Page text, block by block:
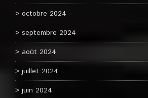
octobre 2024
septembre 2024
août 2024
juillet 2024
juin 2024